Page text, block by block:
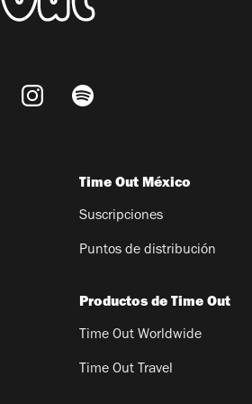
Time Out México
Suscripciones
Puntos de distribución
Productos de Time Out
Time Out Worldwide
Time Out Travel